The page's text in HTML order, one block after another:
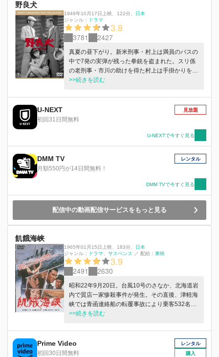
件が、やがてキングに思わぬ究極の選択を強いる
こととなる……。 Apple TV+にて９月５日（金）
より配信開始！
野良犬
1949年10月17日上映 122分
日本
ジャンル：
ドラマ
3.8
3781 2427
真夏の昼下がり。新米刑事・村上は満員のバスの
中で7発の実弾が残った拳銃を盗まれた。スリ係
の老刑事・市川の助けを得た村上は手掛かりを掴
むが、やがて拳銃を使った強盗事件が発生。窮地
に犯人を追い続ける。
>>続きを読む
U-NEXT
初回31日間無料
見放題
U-NEXTで今すぐ見る
DMM TV
月額550円が14日間無料！
レンタル
DMM TVで今すぐ見る
配信中の動画配信サービスをもっと見る
飢餓海峡
1965年01月15日上映 183分
日本
ジャンル：
ドラマ サスペンス ／ 配給： 東映
3.9
2491 2630
昭和22年9月20日。台風10号のさなか、北海道岩
内で質店一家惨殺事件が発生。その直後、津軽海
峡では青函連絡船の転覆事故により乗客532名の
命が奪われた。函館警察の弓坂刑事は、名簿にな
んで捜査を開始する。
>>続きを読む
Prime Video
初回30日間無料
レンタル
購入